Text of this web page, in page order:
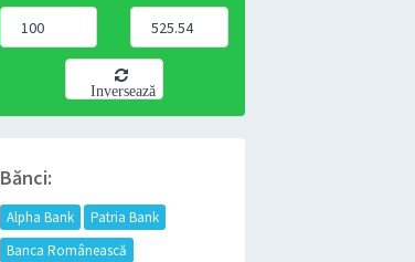
Inversează
Bănci:
Alpha Bank
Patria Bank
Banca Românească